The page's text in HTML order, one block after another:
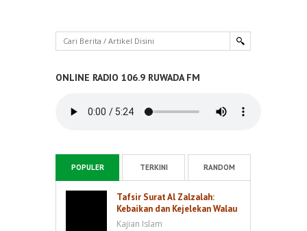
ONLINE RADIO 106.9 RUWADA FM
POPULER TERKINI RANDOM
Tafsir Surat Al Zalzalah:
Kebaikan dan Kejelekan Walau
Sebesar Dzarrah akan Dibalas
Kajian Islam